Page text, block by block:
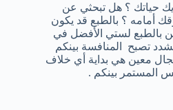
حياتك ؟ هل تبحثي عن
أمامه ؟ بالطبع قد يكون
بالطبع لستي الأفضل في
تصبح المنافسة بينكم
معين هي بداية أي خلاف
المستمر بينكم .